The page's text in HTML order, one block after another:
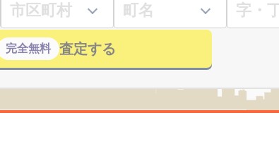
完全無料 査定する